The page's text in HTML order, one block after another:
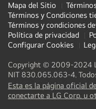
Mapa del Sitio
Términos y Condiciones
Términos y condiciones
Política de privacidad
Configurar Cookies
Copyright © 2009-2024
NIT 830.065.063-4.
Esta es la página oficial
conectarte a LG Corp. u